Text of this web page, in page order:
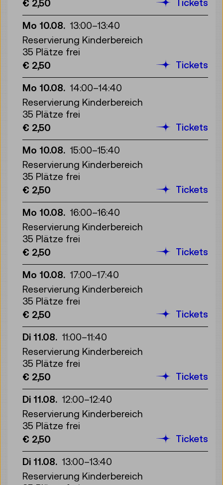
€ 2,50 Tickets
Mo 10.08. 13:00–13:40
Reservierung Kinderbereich
35 Plätze frei
€ 2,50
Tickets
Mo 10.08. 14:00–14:40
Reservierung Kinderbereich
35 Plätze frei
€ 2,50
Tickets
Mo 10.08. 15:00–15:40
Reservierung Kinderbereich
35 Plätze frei
€ 2,50
Tickets
Mo 10.08. 16:00–16:40
Reservierung Kinderbereich
35 Plätze frei
€ 2,50
Tickets
Mo 10.08. 17:00–17:40
Reservierung Kinderbereich
35 Plätze frei
€ 2,50
Tickets
Di 11.08. 11:00–11:40
Reservierung Kinderbereich
35 Plätze frei
€ 2,50
Tickets
Di 11.08. 12:00–12:40
Reservierung Kinderbereich
35 Plätze frei
€ 2,50
Tickets
Di 11.08. 13:00–13:40
Reservierung Kinderbereich